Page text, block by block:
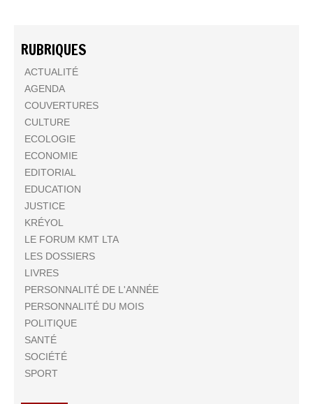
RUBRIQUES
ACTUALITÉ
AGENDA
COUVERTURES
CULTURE
ECOLOGIE
ECONOMIE
EDITORIAL
EDUCATION
JUSTICE
KRÉYOL
LE FORUM KMT LTA
LES DOSSIERS
LIVRES
PERSONNALITÉ DE L'ANNÉE
PERSONNALITÉ DU MOIS
POLITIQUE
SANTÉ
SOCIÉTÉ
SPORT